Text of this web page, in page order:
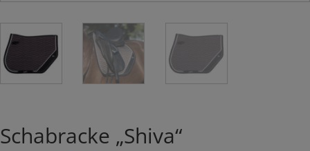
Schabracke „Shiva“